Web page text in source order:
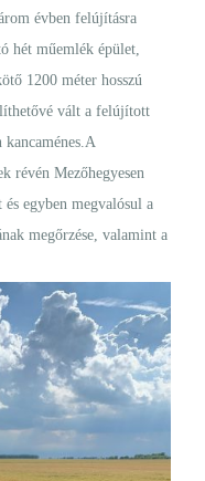
évben felújításra
hét műemlék épület,
1200 méter hosszú
vált a felújított
kancaménes.A
révén Mezőhegyesen
egyben megvalósul a
megőrzése, valamint a